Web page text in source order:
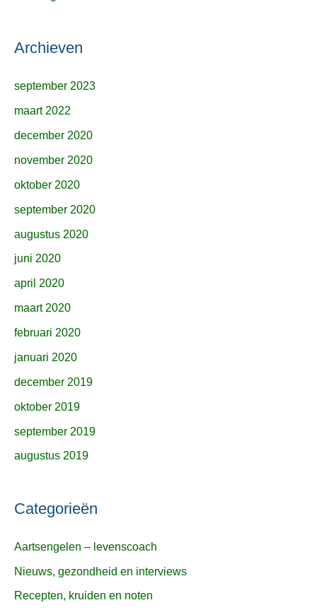
Archieven
september 2023
maart 2022
december 2020
november 2020
oktober 2020
september 2020
augustus 2020
juni 2020
april 2020
maart 2020
februari 2020
januari 2020
december 2019
oktober 2019
september 2019
augustus 2019
Categorieën
Aartsengelen – levenscoach
Nieuws, gezondheid en interviews
Recepten, kruiden en noten